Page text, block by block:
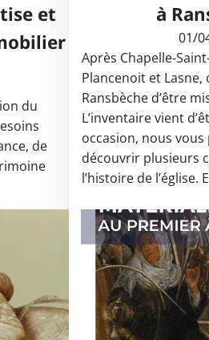
et
du
de
à
01/
Après Chapelle-
Plancenoit et Lasne,
Ransbèche d’être
L’inventaire vient
occasion, nous
découvrir plusieurs
l’histoire de